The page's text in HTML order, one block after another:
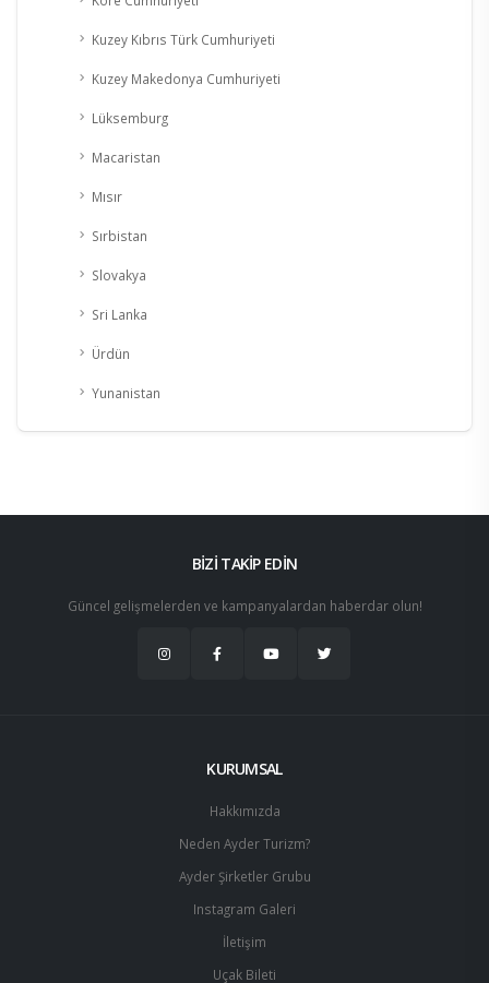
Kuzey Kıbrıs Türk Cumhuriyeti
Kuzey Makedonya Cumhuriyeti
Lüksemburg
Macaristan
Mısır
Sırbistan
Slovakya
Sri Lanka
Ürdün
Yunanistan
BİZİ TAKİP EDİN
Güncel gelişmelerden ve kampanyalardan haberdar olun!
KURUMSAL
Hakkımızda
Neden Ayder Turizm?
Ayder Şirketler Grubu
Instagram Galeri
İletişim
Uçak Bileti